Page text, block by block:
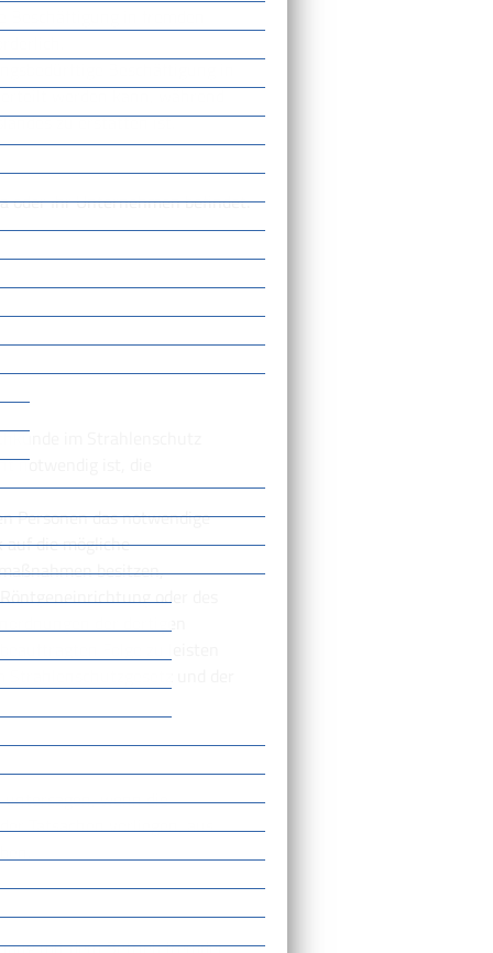
in fremden
werden kann, während
zu erstatten ist.
oder Ihr Unternehmen befindet.
im Strahlenschutz
notwendig ist, die
Personen das notwendige
die mögliche
besitzen,
oder des
der dortigen
Folge zu leisten
und der
wenn die
Tatsachen vorliegen, aus
mit dem Betrieb fremder